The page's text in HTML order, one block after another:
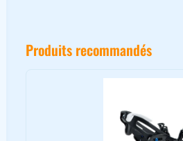
Produits recommandés